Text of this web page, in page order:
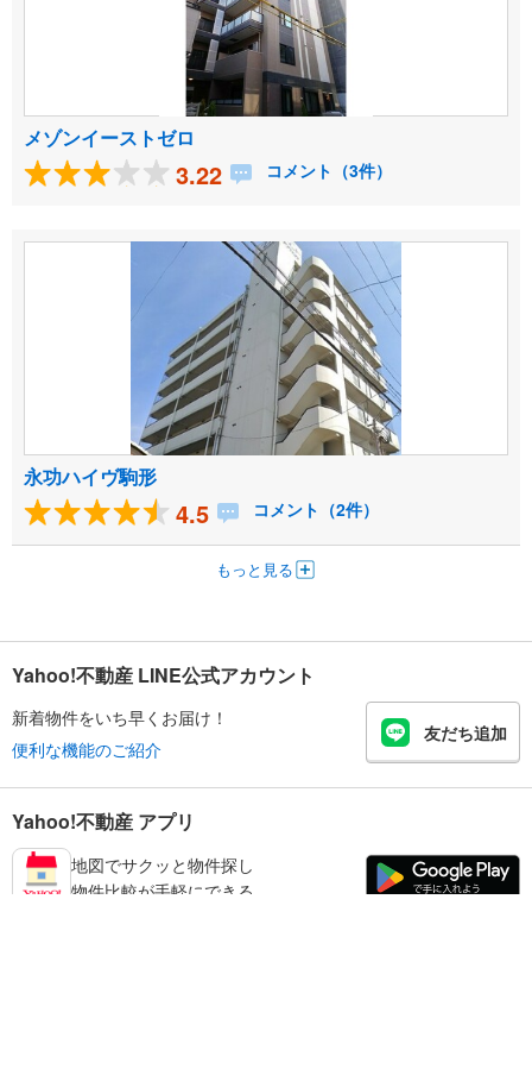
メゾンイーストゼロ
3.22 コメント（3件）
永功ハイヴ駒形
4.5 コメント（2件）
もっと見る
Yahoo!不動産 LINE公式アカウント
新着物件をいち早くお届け！
便利な機能のご紹介
友だち追加
Yahoo!不動産 アプリ
地図でサクッと物件探し
物件比較が手軽にできる